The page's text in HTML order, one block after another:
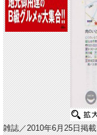
雑誌／2010年6月25日掲載